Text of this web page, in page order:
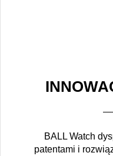
BALL Watch
patentami i